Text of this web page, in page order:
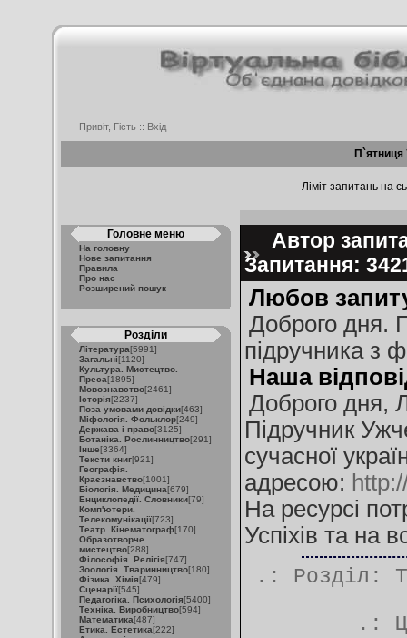
Привіт, Гість :: Вхід
П`ятниця
Ліміт запитань на
Головне меню
На головну
Нове запитання
Правила
Про нас
Розширений пошук
Розділи
Література[5991]
Загальні[1120]
Культура. Мистецтво.
Преса[1895]
Мовознавство[2461]
Історія[2237]
Поза умовами довідки[463]
Міфологія. Фольклор[249]
Держава і право[3125]
Ботаніка. Рослинництво[291]
Інше[3364]
Тексти книг[921]
Географія.
Краєзнавство[1001]
Біологія. Медицина[679]
Енциклопедії. Словники[79]
Комп'ютери.
Телекомунікації[723]
Театр. Кінематограф[170]
Образотворче
мистецтво[288]
Філософія. Релігія[747]
Зоологія. Тваринництво[180]
Фізика. Хімія[479]
Сценарії[545]
Педагогіка. Психологія[5400]
Техніка. Виробництво[594]
Математика[487]
Етика. Естетика[222]
Автор
Запитання:
Любов
Доброго дня.
підручника з
Наша
Доброго дня,
Підручник
сучасної
адресою:
На ресурсі
Успіхів та на
.: Розділ:
.: